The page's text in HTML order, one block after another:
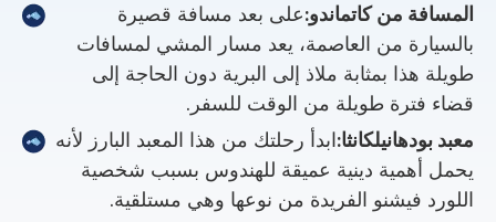
المسافة من كاتماندو:على بعد مسافة قصيرة
بالسيارة من العاصمة، يعد مسار المشي لمسافات
طويلة هذا بمثابة ملاذ إلى البرية دون الحاجة إلى
قضاء فترة طويلة من الوقت للسفر.
معبد بودهانيلكانثا:ابدأ رحلتك من هذا المعبد البارز لأنه
يحمل أهمية دينية عميقة للهندوس بسبب شخصية
اللورد فيشنو الفريدة من نوعها وهي مستلقية.